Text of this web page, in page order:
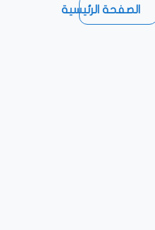
الصفحة الرئيسية